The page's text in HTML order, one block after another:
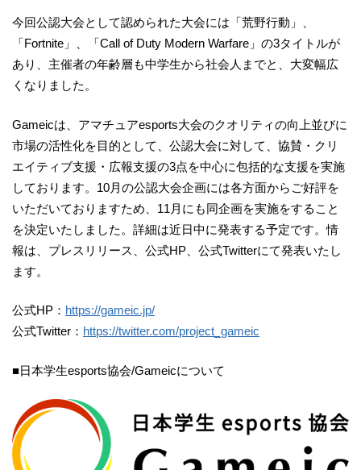
今回公認大会として認められた大会には「荒野行動」、
「Fortnite」、「Call of Duty Modern Warfare」の3タイトルが
あり、主催者の年齢層も中学生から社会人までと、大変幅広
くなりました。
Gameicは、アマチュアesports大会のクオリティの向上並びに
市場の活性化を目的として、公認大会に対して、協賛・クリ
エイティブ支援・広報支援の3点を中心に包括的な支援を実施
しております。10月の公認大会企画には各方面からご好評を
いただいておりますため、11月にも同企画を実施をすること
を決定いたしました。詳細は近日中に発表する予定です。情
報は、プレスリリース、公式HP、公式Twitterにて発表いたし
ます。
公式HP： https://gameic.jp/
公式Twitter： https://twitter.com/project_gameic
■日本学生esports協会/Gameicについて